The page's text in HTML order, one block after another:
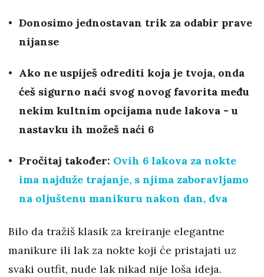
Donosimo jednostavan trik za odabir prave
nijanse
Ako ne uspiješ odrediti koja je tvoja, onda
ćeš sigurno naći svog novog favorita među
nekim kultnim opcijama nude lakova - u
nastavku ih možeš naći 6
Pročitaj također: Ovih 6 lakova za nokte
ima najduže trajanje, s njima zaboravljamo
na oljuštenu manikuru nakon dan, dva
Bilo da tražiš klasik za kreiranje elegantne
manikure ili lak za nokte koji će pristajati uz
svaki outfit, nude lak nikad nije loša ideja.